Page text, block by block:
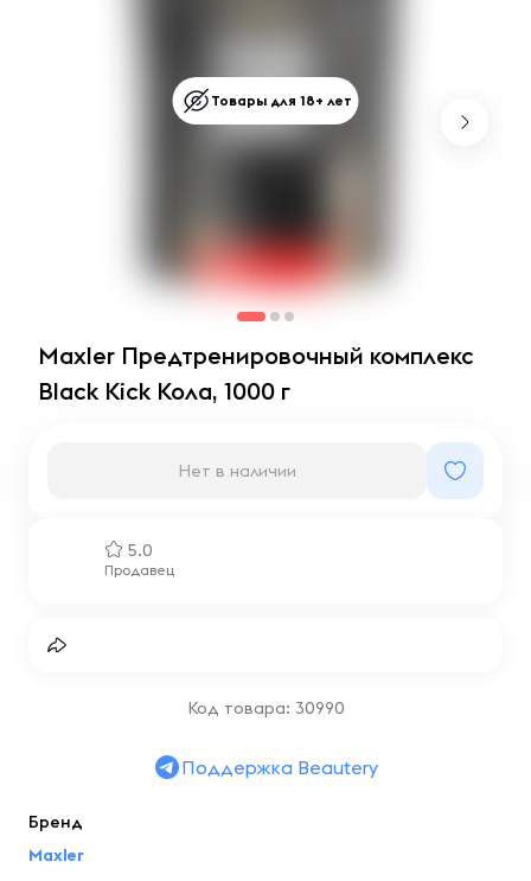
Maxler Предтренировочный комплекс
Black Kick Кола, 1000 г
Товары для 18+ лет
5.0
Продавец
Нет в наличии
Код товара: 30990
Поддержка Beautery
Бренд
Maxler